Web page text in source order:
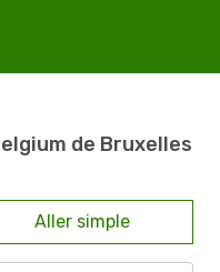
de Bruxelles
Aller simple